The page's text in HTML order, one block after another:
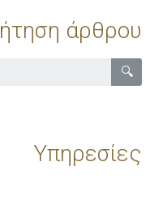
άρθρου
🔍
Υπηρεσίες